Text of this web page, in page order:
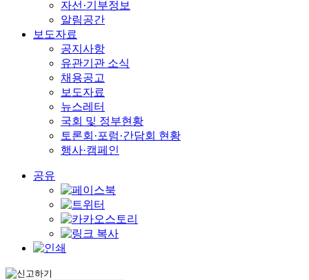
자선·기부정보
알림공간
보도자료
공지사항
유관기관 소식
채용공고
보도자료
뉴스레터
국회 및 정부현황
토론회·포럼·간담회 현황
행사·캠페인
공유